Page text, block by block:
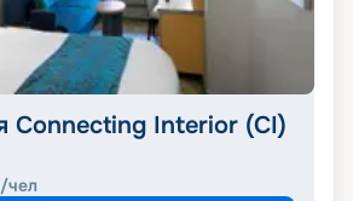
Connecting Interior (CI)
/чел